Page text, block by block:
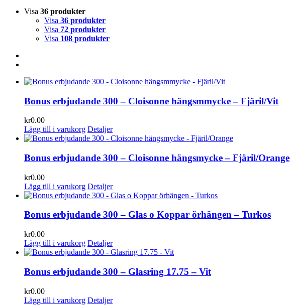
Visa 36 produkter
Visa 36 produkter
Visa 72 produkter
Visa 108 produkter
Bonus erbjudande 300 – Cloisonne hängsmmycke – Fjäril/Vit
kr0.00
Lägg till i varukorg Detaljer
Bonus erbjudande 300 – Cloisonne hängsmycke – Fjäril/Orange
kr0.00
Lägg till i varukorg Detaljer
Bonus erbjudande 300 – Glas o Koppar örhängen – Turkos
kr0.00
Lägg till i varukorg Detaljer
Bonus erbjudande 300 – Glasring 17.75 – Vit
kr0.00
Lägg till i varukorg Detaljer